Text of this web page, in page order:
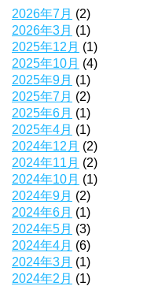
2026年7月 (2)
2026年3月 (1)
2025年12月 (1)
2025年10月 (4)
2025年9月 (1)
2025年7月 (2)
2025年6月 (1)
2025年4月 (1)
2024年12月 (2)
2024年11月 (2)
2024年10月 (1)
2024年9月 (2)
2024年6月 (1)
2024年5月 (3)
2024年4月 (6)
2024年3月 (1)
2024年2月 (1)